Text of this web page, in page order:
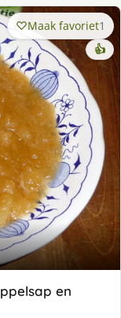
Maak favoriet1
👍
en